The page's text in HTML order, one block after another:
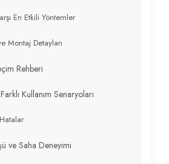
En Etkili Yöntemler
Montaj Detayları
Rehberi
Kullanım Senaryoları
ve Saha Deneyimi